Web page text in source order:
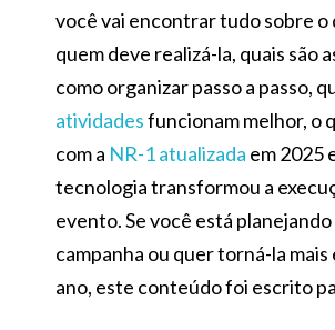
você vai encontrar tudo sobre o
quem deve realizá-la, quais são
como organizar passo a passo,
atividadesfuncionam melhor, o
com a NR-1 atualizada em 2025
tecnologia transformou a
evento. Se você está planejando
campanha ou quer torná-la
ano, este conteúdo foi escrito